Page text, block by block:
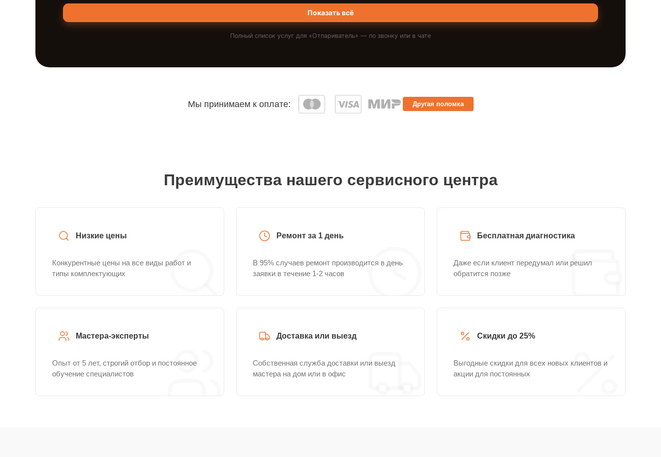
Показать всё
Полный список услуг для «Отпариватель» — по звонку или в чате
Мы принимаем к оплате: Другая поломка
Преимущества нашего сервисного центра
Низкие цены
Конкурентные цены на все виды работ и
типы комплектующих
Ремонт за 1 день
В 95% случаев ремонт производится в день
заявки в течение 1-2 часов
Бесплатная диагностика
Даже если клиент передумал или решил
обратится позже
Мастера-эксперты
Опыт от 5 лет, строгий отбор и постоянное
обучение специалистов
Доставка или выезд
Собственная служба доставки или выезд
мастера на дом или в офис
Скидки до 25%
Выгодные скидки для всех новых клиентов и
акции для постоянных